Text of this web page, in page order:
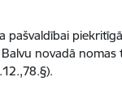
pašvaldībai
novadā nomas